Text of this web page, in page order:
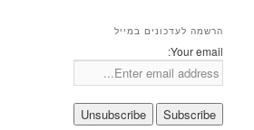
הרשמה לעדכונים במייל
Your email: